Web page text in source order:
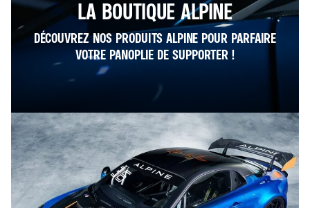
LA BOUTIQUE ALPINE
DÉCOUVREZ NOS PRODUITS ALPINE POUR PARFAIRE
VOTRE PANOPLIE DE SUPPORTER !